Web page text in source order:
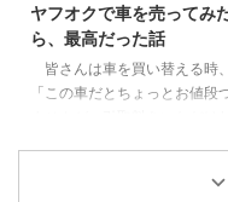
ていた安全性能4
のよくなかった点5 ちなみにロ
ンで買いました 前提、僕は車選
びの素人です 僕 ...
ヤフオクで車を売ってみ
ら、最高だった話
皆さんは車を買い替える時、
「この車だとちょっとお値段
個人に売る。これハードル高